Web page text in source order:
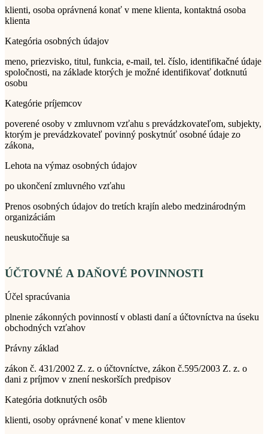
klienti, osoba oprávnená konať v mene klienta, kontaktná osoba
klienta
Kategória osobných údajov
meno, priezvisko, titul, funkcia, e-mail, tel. číslo, identifikačné údaje
spoločnosti, na základe ktorých je možné identifikovať dotknutú
osobu
Kategórie príjemcov
poverené osoby v zmluvnom vzťahu s prevádzkovateľom, subjekty,
ktorým je prevádzkovateľ povinný poskytnúť osobné údaje zo
zákona,
Lehota na výmaz osobných údajov
po ukončení zmluvného vzťahu
Prenos osobných údajov do tretích krajín alebo medzinárodným
organizáciám
neuskutočňuje sa
ÚČTOVNÉ A DAŇOVÉ POVINNOSTI
Účel spracúvania
plnenie zákonných povinností v oblasti daní a účtovníctva na úseku
obchodných vzťahov
Právny základ
zákon č. 431/2002 Z. z. o účtovníctve, zákon č.595/2003 Z. z. o
dani z príjmov v znení neskorších predpisov
Kategória dotknutých osôb
klienti, osoby oprávnené konať v mene klientov